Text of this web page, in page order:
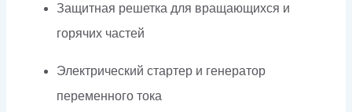
Защитная решетка для вращающихся и
горячих частей
Электрический стартер и генератор
переменного тока